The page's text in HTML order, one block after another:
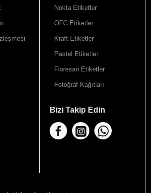
Nokta Etiketler
OFC Etiketler
Kraft Etiketler
Pastel Etiketler
Floresan Etiketler
Fotoğraf Kağıtları
Bizi Takip Edin